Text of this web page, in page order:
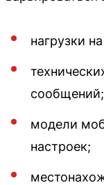
нагрузки
сообщений;
модели
настроек;